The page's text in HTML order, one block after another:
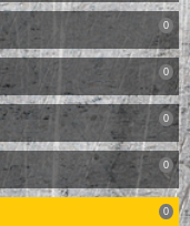
0
0
0
0
0